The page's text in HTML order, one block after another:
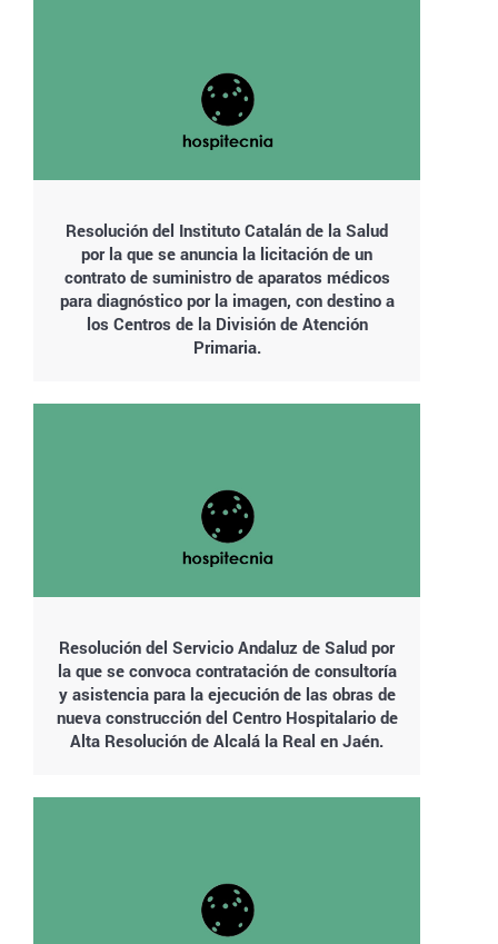
Resolución del Instituto Catalán de la Salud
por la que se anuncia la licitación de un
contrato de suministro de aparatos médicos
para diagnóstico por la imagen, con destino a
los Centros de la División de Atención
Primaria.
Resolución del Servicio Andaluz de Salud por
la que se convoca contratación de consultoría
y asistencia para la ejecución de las obras de
nueva construcción del Centro Hospitalario de
Alta Resolución de Alcalá la Real en Jaén.